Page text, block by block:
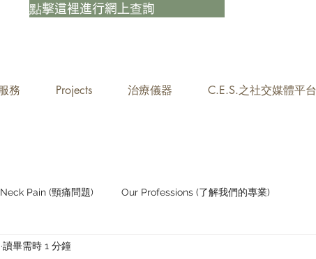
點擊這裡進行網上查詢
務 Projects 治療儀器 C.E.S.之社交媒體平台
Neck Pain (頸痛問題) Our Professions (了解我們的專業)
(保持活躍)
讀畢需時 1 分鐘